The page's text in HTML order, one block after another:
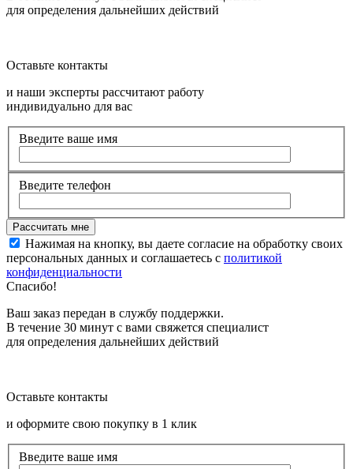
для определения дальнейших действий
Оставьте контакты
и наши эксперты рассчитают работу
индивидуально для вас
Введите ваше имя
Введите телефон
Нажимая на кнопку, вы даете согласие на обработку своих
персональных данных и соглашаетесь с политикой
конфиденциальности
Спасибо!
Ваш заказ передан в службу поддержки.
В течение 30 минут с вами свяжется специалист
для определения дальнейших действий
Оставьте контакты
и оформите свою покупку в 1 клик
Введите ваше имя